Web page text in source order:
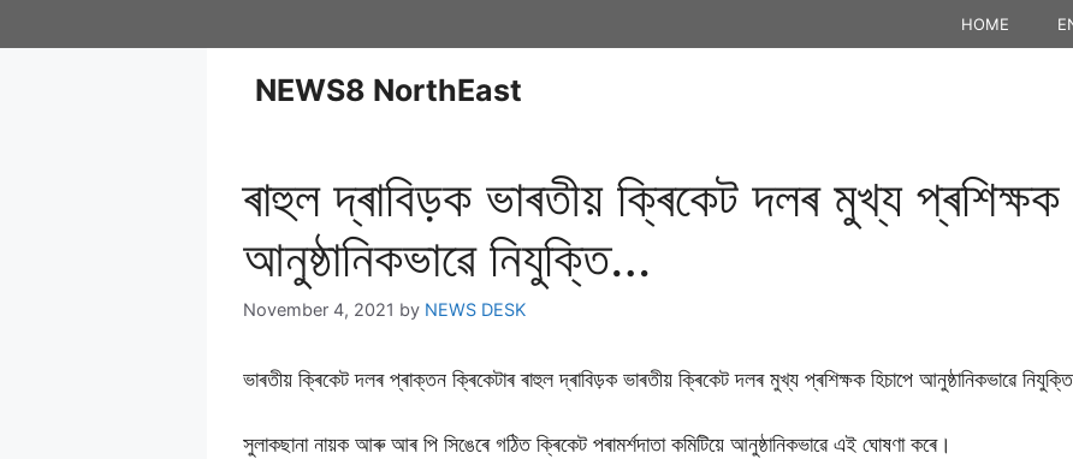
HOME
NEWS8 NorthEast
ৰাহুল দ্ৰাবিড়ক ভাৰতীয় ক্ৰিকেট দলৰ মুখ্য প্ৰশিক্ষক
আনুষ্ঠানিকভাৱে নিযুক্তি…
November 4, 2021 by NEWS DESK
ভাৰতীয় ক্ৰিকেট দলৰ প্ৰাক্তন ক্ৰিকেটাৰ ৰাহুল দ্ৰাবিড়ক ভাৰতীয় ক্ৰিকেট দলৰ মুখ্য প্ৰশিক্ষক হিচাপে আনুষ্ঠানিকভাৱে
সুলাকছানা নায়ক আৰু আৰ পি সিঙেৰে গঠিত ক্ৰিকেট পৰামৰ্শদাতা কমিটিয়ে আনুষ্ঠানিকভাৱে এই ঘোষণা কৰে।